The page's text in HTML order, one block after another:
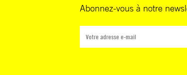
Abonnez-vous à notre